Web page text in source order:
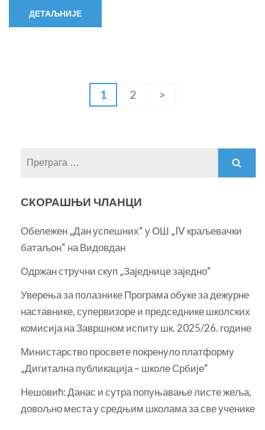
ДЕТАЉНИЈЕ
Page
1 Page
2 >
СКОРАШЊИ ЧЛАНЦИ
Обележен „Дан успешних“ у ОШ „IV краљевачки
батаљон“ на Видовдан
Одржан стручни скуп „Заједнице заједно“
Уверења за полазнике Програмa обуке за дежурне
наставнике, супервизоре и председнике школских
комисија на Завршном испиту шк. 2025/26. године
Министарство просвете покренуло платформу
„Дигитална публикација – школе Србије“
Нешовић: Данас и сутра попуњавање листе жеља,
довољно места у средњим школама за све ученике